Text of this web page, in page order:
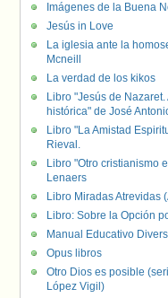
Imágenes de la Buena
Jesús in Love
La iglesia ante la
Mcneill
La verdad de los kikos
Libro "Jesús de
histórica" de José
Libro "La Amistad
Rieval.
Libro "Otro cristianismo
Lenaers
Libro Miradas Atrevidas
Libro: Sobre la Opción
Manual Educativo
Opus libros
Otro Dios es posible
López Vigil)